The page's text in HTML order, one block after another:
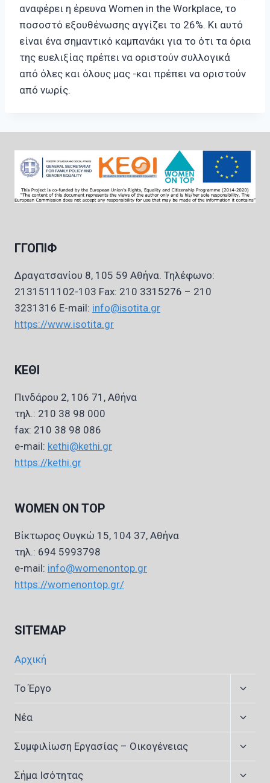
αναφέρει η έρευνα Women in the Workplace, το
ποσοστό εξουθένωσης αγγίζει το 26%. Κι αυτό
είναι ένα σημαντικό καμπανάκι για το ότι τα όρια
της ευελιξίας πρέπει να οριστούν συλλογικά
από όλες και όλους μας -και πρέπει να οριστούν
από νωρίς.
ΓΓΟΠΙΦ
Δραγατσανίου 8, 105 59 Αθήνα. Τηλέφωνο:
2131511102-103 Fax: 210 3315276 – 210
3231316 E-mail: info@isotita.gr
https://www.isotita.gr
ΚΕΘΙ
Πινδάρου 2, 106 71, Αθήνα
τηλ.: 210 38 98 000
fax: 210 38 98 086
e-mail: kethi@kethi.gr
https://kethi.gr
WOMEN ON TOP
Βίκτωρος Ουγκώ 15, 104 37, Αθήνα
τηλ.: 694 5993798
e-mail: info@womenontop.gr
https://womenontop.gr/
SITEMAP
Αρχική
Το Έργο
Expand
Νέα
Expand
Συμφιλίωση Εργασίας – Οικογένειας
Expand
Σήμα Ισότητας
Expand